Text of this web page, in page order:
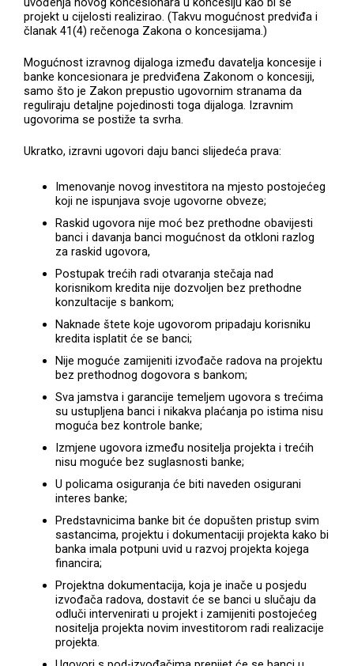
projekt u cijelosti realizirao. (Takvu mogućnost predviđa i
članak 41(4) rečenoga Zakona o koncesijama.)
Mogućnost izravnog dijaloga između davatelja koncesije i
banke koncesionara je predviđena Zakonom o koncesiji,
samo što je Zakon prepustio ugovornim stranama da
reguliraju detaljne pojedinosti toga dijaloga. Izravnim
ugovorima se postiže ta svrha.
Ukratko, izravni ugovori daju banci slijedeća prava:
Imenovanje novog investitora na mjesto postojećeg
koji ne ispunjava svoje ugovorne obveze;
Raskid ugovora nije moć bez prethodne obavijesti
banci i davanja banci mogućnost da otkloni razlog
za raskid ugovora,
Postupak trećih radi otvaranja stečaja nad
korisnikom kredita nije dozvoljen bez prethodne
konzultacije s bankom;
Naknade štete koje ugovorom pripadaju korisniku
kredita isplatit će se banci;
Nije moguće zamijeniti izvođače radova na projektu
bez prethodnog dogovora s bankom;
Sva jamstva i garancije temeljem ugovora s trećima
su ustupljena banci i nikakva plaćanja po istima nisu
moguća bez kontrole banke;
Izmjene ugovora između nositelja projekta i trećih
nisu moguće bez suglasnosti banke;
U policama osiguranja će biti naveden osigurani
interes banke;
Predstavnicima banke bit će dopušten pristup svim
sastancima, projektu i dokumentaciji projekta kako bi
banka imala potpuni uvid u razvoj projekta kojega
financira;
Projektna dokumentacija, koja je inače u posjedu
izvođača radova, dostavit će se banci u slučaju da
odluči intervenirati u projekt i zamijeniti postojećeg
nositelja projekta novim investitorom radi realizacije
projekta.